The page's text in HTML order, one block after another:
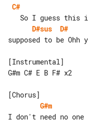
C#
D#sus
D#
supposed to be Ohh
[Instrumental]
G#m C# E B F# x2
G#m